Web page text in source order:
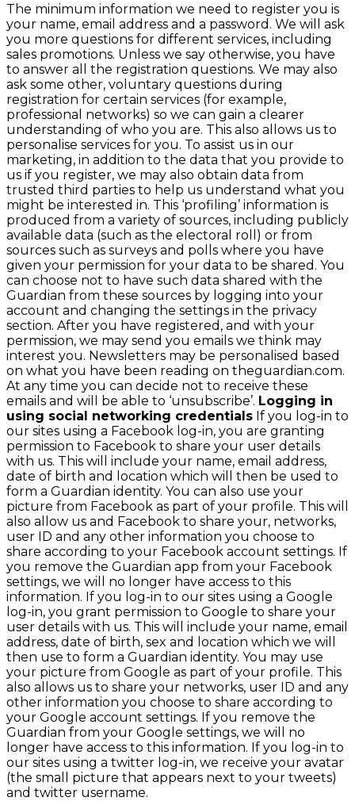
The minimum information we need to register you is
your name, email address and a password. We will ask
you more questions for different services, including
sales promotions. Unless we say otherwise, you have
to answer all the registration questions. We may also
ask some other, voluntary questions during
registration for certain services (for example,
professional networks) so we can gain a clearer
understanding of who you are. This also allows us to
personalise services for you. To assist us in our
marketing, in addition to the data that you provide to
us if you register, we may also obtain data from
trusted third parties to help us understand what you
might be interested in. This ‘profiling’ information is
produced from a variety of sources, including publicly
available data (such as the electoral roll) or from
sources such as surveys and polls where you have
given your permission for your data to be shared. You
can choose not to have such data shared with the
Guardian from these sources by logging into your
account and changing the settings in the privacy
section. After you have registered, and with your
permission, we may send you emails we think may
interest you. Newsletters may be personalised based
on what you have been reading on theguardian.com.
At any time you can decide not to receive these
emails and will be able to ‘unsubscribe’. Logging in
using social networking credentials If you log-in to
our sites using a Facebook log-in, you are granting
permission to Facebook to share your user details
with us. This will include your name, email address,
date of birth and location which will then be used to
form a Guardian identity. You can also use your
picture from Facebook as part of your profile. This will
also allow us and Facebook to share your, networks,
user ID and any other information you choose to
share according to your Facebook account settings. If
you remove the Guardian app from your Facebook
settings, we will no longer have access to this
information. If you log-in to our sites using a Google
log-in, you grant permission to Google to share your
user details with us. This will include your name, email
address, date of birth, sex and location which we will
then use to form a Guardian identity. You may use
your picture from Google as part of your profile. This
also allows us to share your networks, user ID and any
other information you choose to share according to
your Google account settings. If you remove the
Guardian from your Google settings, we will no
longer have access to this information. If you log-in to
our sites using a twitter log-in, we receive your avatar
(the small picture that appears next to your tweets)
and twitter username.